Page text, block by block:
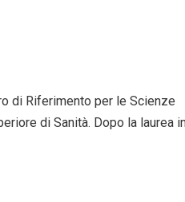
di Riferimento per le Scienze
di Sanità. Dopo la laurea